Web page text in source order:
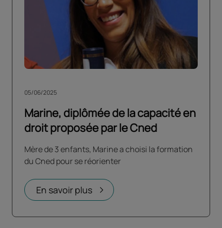
Marine, diplômée de la capacité en
droit proposée par le Cned
05/06/2025
Mère de 3 enfants, Marine a choisi la formation
du Cned pour se réorienter
En savoir plus